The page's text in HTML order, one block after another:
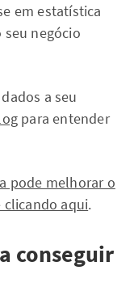
em estatística
negócio
a seu
para entender
pode melhorar o
aqui.
conseguir